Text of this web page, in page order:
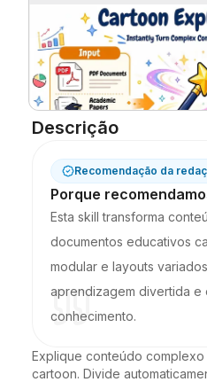
Descrição
Recomendação da
Porque
Esta skill transforma
documentos educativos
modular e layouts
aprendizagem divertida e
conhecimento.
Explique conteúdo complexo
cartoon. Divide